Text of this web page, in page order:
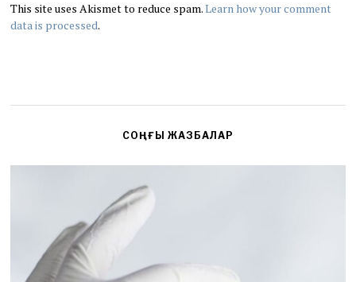
This site uses Akismet to reduce spam.Learn how your comment
data is processed.
СОҢҒЫ ЖАЗБАЛАР